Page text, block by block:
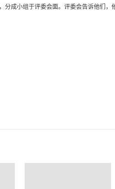
分成小组于评委会面。评委会告诉他们，